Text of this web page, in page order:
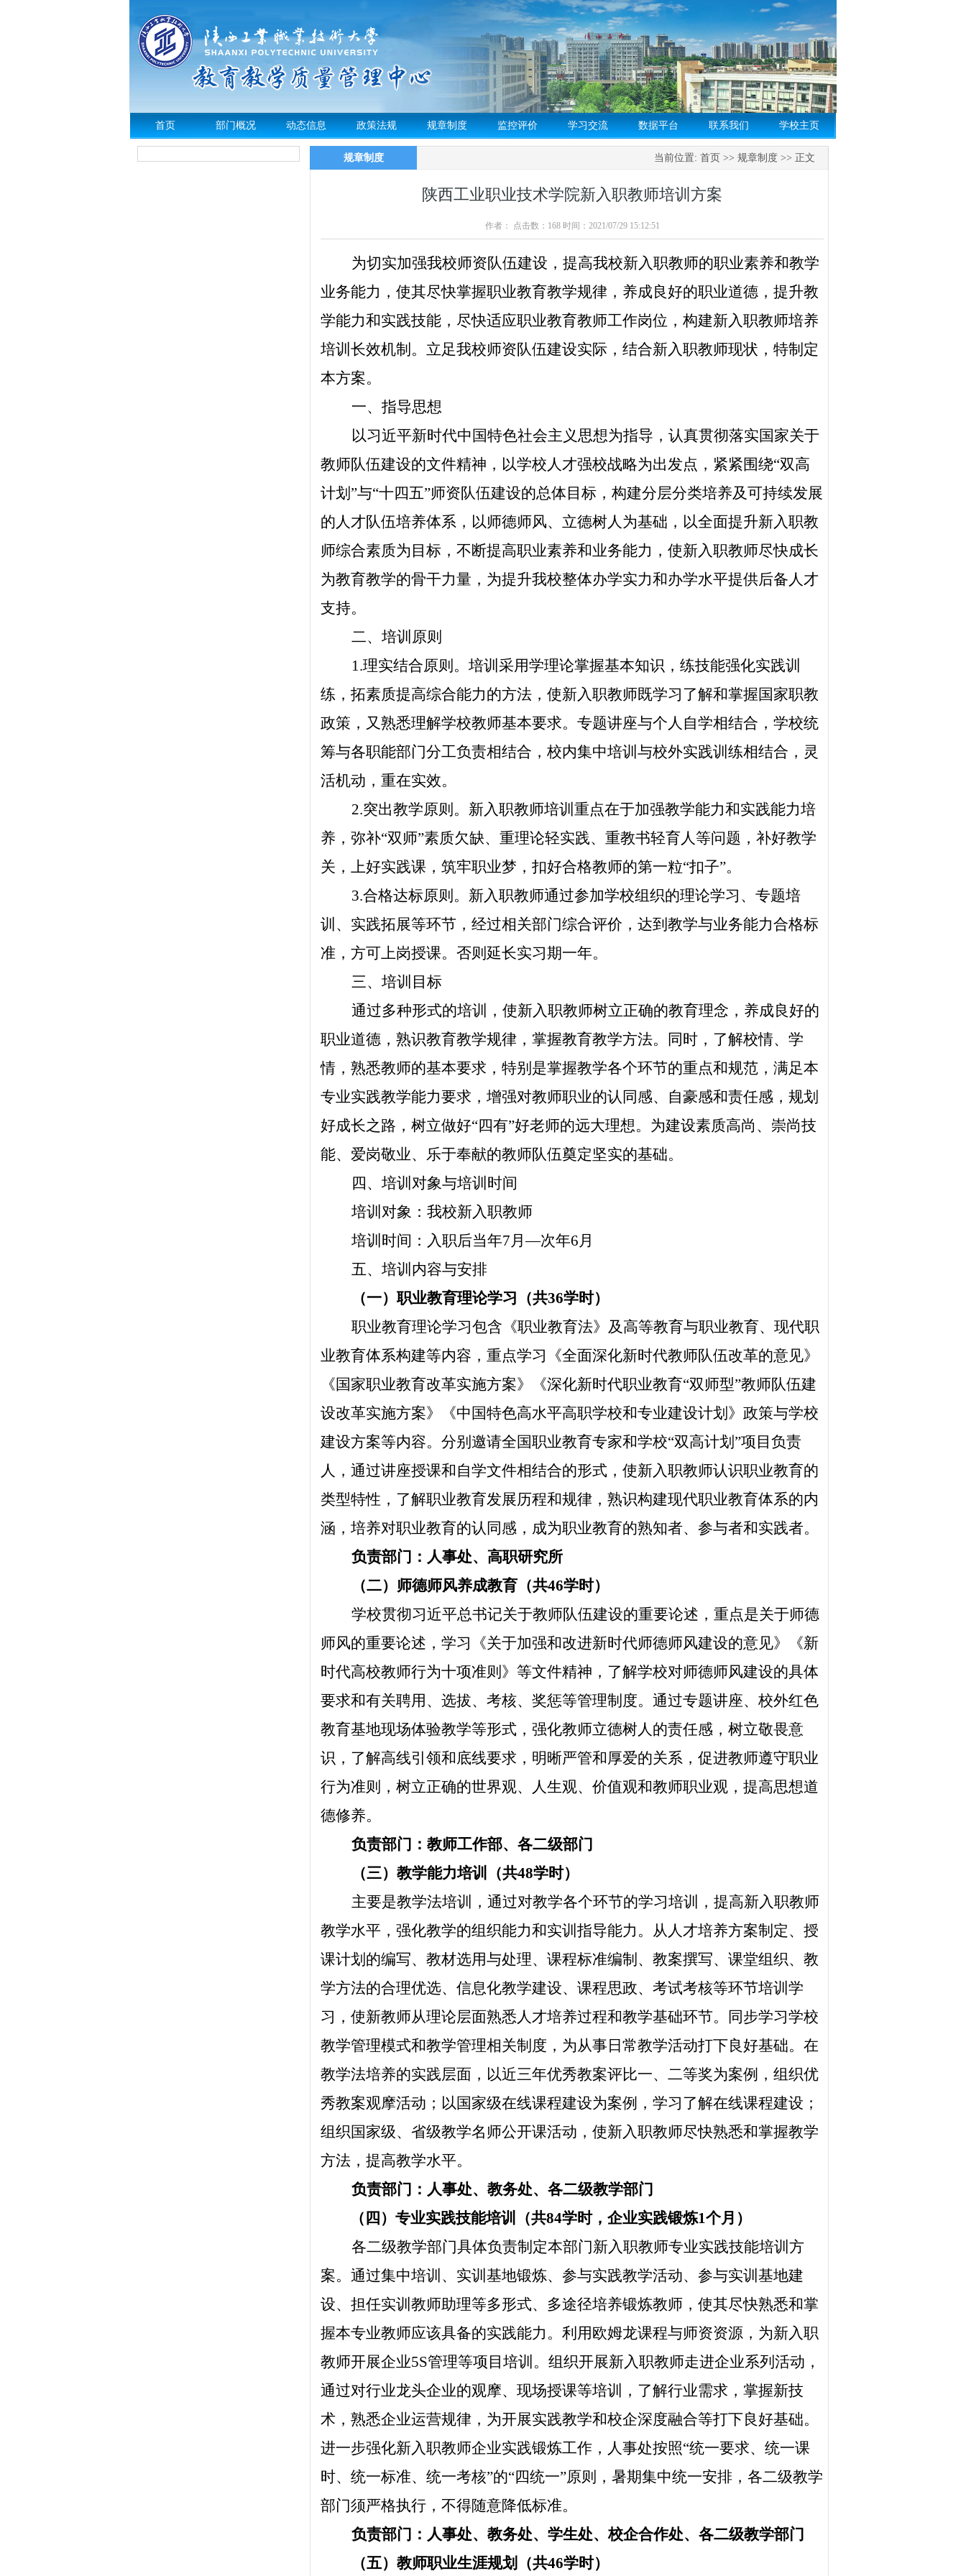
首页 部门概况 动态信息 政策法规 规章制度 监控评价 学习交流 数据平台 联系我们 学校主页
规章制度 当前位置: 首页 >> 规章制度 >> 正文
陕西工业职业技术学院新入职教师培训方案
作者： 点击数： 168时间：2021/07/29 15:12:51
为切实加强我校师资队伍建设，提高我校新入职教师的职业素养和教学
业务能力，使其尽快掌握职业教育教学规律，养成良好的职业道德，提升教
学能力和实践技能，尽快适应职业教育教师工作岗位，构建新入职教师培养
培训长效机制。立足我校师资队伍建设实际，结合新入职教师现状，特制定
本方案。
一、指导思想
以习近平新时代中国特色社会主义思想为指导，认真贯彻落实国家关于
教师队伍建设的文件精神，以学校人才强校战略为出发点，紧紧围绕“双高
计划”与“十四五”师资队伍建设的总体目标，构建分层分类培养及可持续发展
的人才队伍培养体系，以师德师风、立德树人为基础，以全面提升新入职教
师综合素质为目标，不断提高职业素养和业务能力，使新入职教师尽快成长
为教育教学的骨干力量，为提升我校整体办学实力和办学水平提供后备人才
支持。
二、培训原则
1.理实结合原则。培训采用学理论掌握基本知识，练技能强化实践训
练，拓素质提高综合能力的方法，使新入职教师既学习了解和掌握国家职教
政策，又熟悉理解学校教师基本要求。专题讲座与个人自学相结合，学校统
筹与各职能部门分工负责相结合，校内集中培训与校外实践训练相结合，灵
活机动，重在实效。
2.突出教学原则。新入职教师培训重点在于加强教学能力和实践能力培
养，弥补“双师”素质欠缺、重理论轻实践、重教书轻育人等问题，补好教学
关，上好实践课，筑牢职业梦，扣好合格教师的第一粒“扣子”。
3.合格达标原则。新入职教师通过参加学校组织的理论学习、专题培
训、实践拓展等环节，经过相关部门综合评价，达到教学与业务能力合格标
准，方可上岗授课。否则延长实习期一年。
三、培训目标
通过多种形式的培训，使新入职教师树立正确的教育理念，养成良好的
职业道德，熟识教育教学规律，掌握教育教学方法。同时，了解校情、学
情，熟悉教师的基本要求，特别是掌握教学各个环节的重点和规范，满足本
专业实践教学能力要求，增强对教师职业的认同感、自豪感和责任感，规划
好成长之路，树立做好“四有”好老师的远大理想。为建设素质高尚、崇尚技
能、爱岗敬业、乐于奉献的教师队伍奠定坚实的基础。
四、培训对象与培训时间
培训对象：我校新入职教师
培训时间：入职后当年7月—次年6月
五、培训内容与安排
（一）职业教育理论学习（共36学时）
职业教育理论学习包含《职业教育法》及高等教育与职业教育、现代职
业教育体系构建等内容，重点学习《全面深化新时代教师队伍改革的意见》
《国家职业教育改革实施方案》《深化新时代职业教育“双师型”教师队伍建
设改革实施方案》《中国特色高水平高职学校和专业建设计划》政策与学校
建设方案等内容。分别邀请全国职业教育专家和学校“双高计划”项目负责
人，通过讲座授课和自学文件相结合的形式，使新入职教师认识职业教育的
类型特性，了解职业教育发展历程和规律，熟识构建现代职业教育体系的内
涵，培养对职业教育的认同感，成为职业教育的熟知者、参与者和实践者。
负责部门：人事处、高职研究所
（二）师德师风养成教育（共46学时）
学校贯彻习近平总书记关于教师队伍建设的重要论述，重点是关于师德
师风的重要论述，学习《关于加强和改进新时代师德师风建设的意见》《新
时代高校教师行为十项准则》等文件精神，了解学校对师德师风建设的具体
要求和有关聘用、选拔、考核、奖惩等管理制度。通过专题讲座、校外红色
教育基地现场体验教学等形式，强化教师立德树人的责任感，树立敬畏意
识，了解高线引领和底线要求，明晰严管和厚爱的关系，促进教师遵守职业
行为准则，树立正确的世界观、人生观、价值观和教师职业观，提高思想道
德修养。
负责部门：教师工作部、各二级部门
（三）教学能力培训（共48学时）
主要是教学法培训，通过对教学各个环节的学习培训，提高新入职教师
教学水平，强化教学的组织能力和实训指导能力。从人才培养方案制定、授
课计划的编写、教材选用与处理、课程标准编制、教案撰写、课堂组织、教
学方法的合理优选、信息化教学建设、课程思政、考试考核等环节培训学
习，使新教师从理论层面熟悉人才培养过程和教学基础环节。同步学习学校
教学管理模式和教学管理相关制度，为从事日常教学活动打下良好基础。在
教学法培养的实践层面，以近三年优秀教案评比一、二等奖为案例，组织优
秀教案观摩活动；以国家级在线课程建设为案例，学习了解在线课程建设；
组织国家级、省级教学名师公开课活动，使新入职教师尽快熟悉和掌握教学
方法，提高教学水平。
负责部门：人事处、教务处、各二级教学部门
（四）专业实践技能培训（共84学时，企业实践锻炼1个月）
各二级教学部门具体负责制定本部门新入职教师专业实践技能培训方
案。通过集中培训、实训基地锻炼、参与实践教学活动、参与实训基地建
设、担任实训教师助理等多形式、多途径培养锻炼教师，使其尽快熟悉和掌
握本专业教师应该具备的实践能力。利用欧姆龙课程与师资资源，为新入职
教师开展企业5S管理等项目培训。组织开展新入职教师走进企业系列活动，
通过对行业龙头企业的观摩、现场授课等培训，了解行业需求，掌握新技
术，熟悉企业运营规律，为开展实践教学和校企深度融合等打下良好基础。
进一步强化新入职教师企业实践锻炼工作，人事处按照“统一要求、统一课
时、统一标准、统一考核”的“四统一”原则，暑期集中统一安排，各二级教学
部门须严格执行，不得随意降低标准。
负责部门：人事处、教务处、学生处、校企合作处、各二级教学部门
（五）教师职业生涯规划（共46学时）